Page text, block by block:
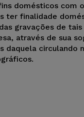
domésticos com
ter finalidade
gravações de
através de sua
daquela circulando